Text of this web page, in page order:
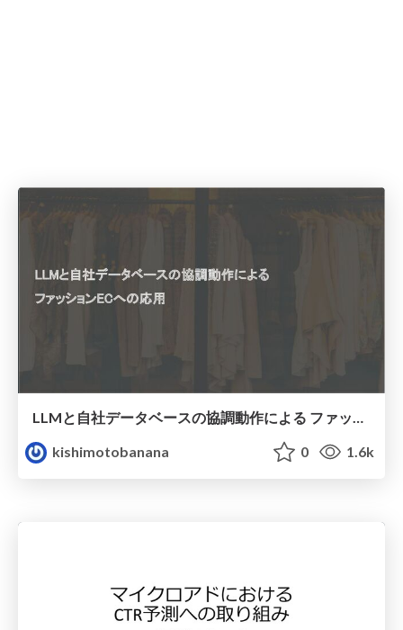
LLMと自社データベースの協調動作による ファッションECへの応用
kishimotobanana
0 1.6k